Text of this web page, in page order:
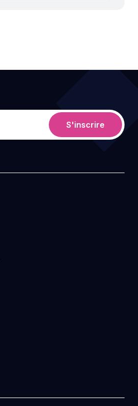
S'inscrire